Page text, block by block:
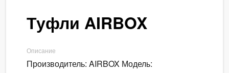
Туфли AIRBOX
Описание
Производитель: AIRBOX Модель: